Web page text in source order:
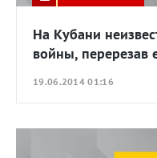
На Кубани
войны, перерезав
19.06.2014 01:16